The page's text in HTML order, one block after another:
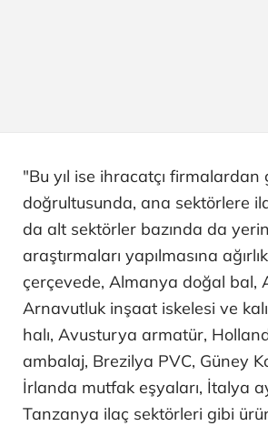
"Bu yıl ise ihracatçı
doğrultusunda, ana sektörlere
da alt sektörler bazında da
araştırmaları yapılmasına
çerçevede, Almanya doğal bal,
Arnavutluk inşaat iskelesi ve
halı, Avusturya armatür,
ambalaj, Brezilya PVC, Güney
İrlanda mutfak eşyaları, İtalya
Tanzanya ilaç sektörleri gibi